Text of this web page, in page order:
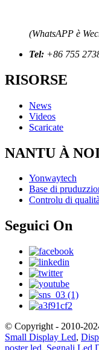
(WhatsAPP è
Tel: +86 755
RISORSE
News
Videos
Scaricate
NANTU À
Yonwaytech
Base di
Controlu di
Seguici On
© Copyright - 2010-
Small Display Led,